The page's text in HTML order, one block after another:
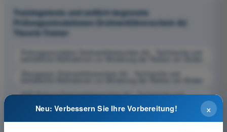
Trainingstests und zeitlich begrenzte
Prüfungssimulationen Drohnenführerschein A2
Theorie-Trainer
Prüfungssimulation Drohnenführerschein A2 - Technische und
Übungsquiz Drohnenführerschein A2 - Technische und
betriebliche Maßnahmen zur Minderung der Risiken am Boden
PDF-Prüfung Drohnenführerschein A2 - Technische und
betriebliche Maßnahmen zur Minderung der Risiken am Boden ×
Neu: Verbessern Sie Ihre Vorbereitung!